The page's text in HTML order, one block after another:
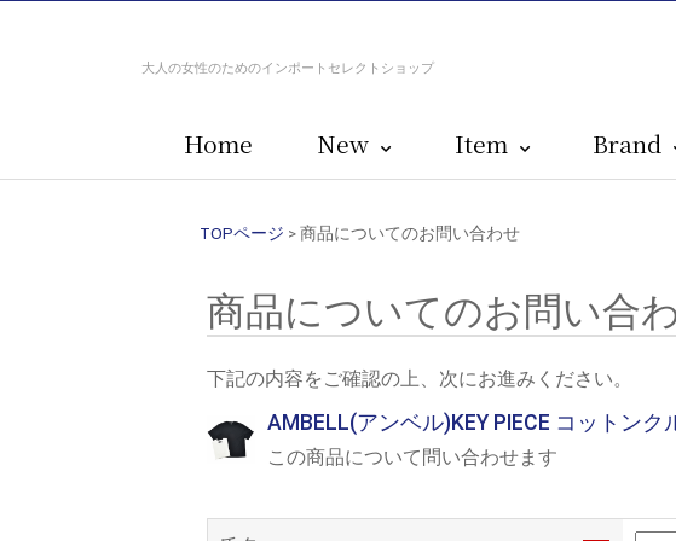
大人の女性のためのインポートセレクトショップ
Home New Item Brand
TOPページ > 商品についてのお問い合わせ
商品についてのお問い合
下記の内容をご確認の上、次にお進みください。
AMBELL(アンベル)KEY PIECE コットン
この商品について問い合わせます